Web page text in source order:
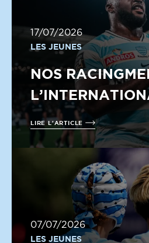
17/07/2026
LES JEUNES
NOS
LIRE L'ARTICLE
07/07/2026
LES JEUNES